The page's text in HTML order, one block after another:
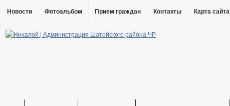
Новости Фотоальбом Прием граждан Контакты Карта сайта